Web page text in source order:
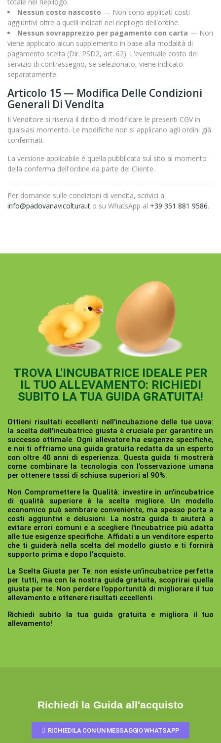
Nessun costo nascosto — Non sono applicati costi
aggiuntivi oltre a quelli indicati nel riepilogo dell'ordine.
Nessun sovrapprezzo per pagamento con carta — Non
viene applicato alcun supplemento in base alla modalità di
pagamento scelta (Dir. PSD2, art. 62). L'eventuale costo del
servizio di contrassegno, se selezionato, viene indicato
separatamente.
Articolo 15 — Modifica Delle Condizioni
Generali Di Vendita
Il Venditore si riserva il diritto di modificare le presenti CGV in
qualsiasi momento. Le modifiche non si applicano agli ordini già
confermati.
La versione applicabile è quella pubblicata sul sito al momento
della conferma dell'ordine da parte del Cliente.
Per domande sulle condizioni di vendita, scrivici a
info@padovanavicoltura.it o su WhatsApp al +39 351 881 9586.
TROVA L'INCUBATRICE IDEALE PER
IL TUO ALLEVAMENTO: RICHIEDI
SUBITO LA TUA GUIDA GRATUITA!
Ottieni risultati eccellenti nell'incubazione delle tue uova:
la scelta dell'incubatrice giusta è cruciale per garantire un
successo ottimale. Ogni allevatore ha esigenze specifiche,
e noi ti offriamo una guida gratuita redatta da un esperto
con oltre 40 anni di esperienza. Questa guida ti mostrerà
come combinare la tecnologia con l'osservazione umana
per ottenere tassi di schiusa superiori al 90%.
Non Compromettere la Qualità: investire in un'incubatrice
di qualità superiore è la scelta migliore. Un modello
economico può sembrare conveniente, ma spesso porta a
costi aggiuntivi e delusioni. La nostra guida ti aiuterà a
evitare errori comuni e a scegliere l'incubatrice più adatta
alle tue esigenze specifiche. Affidati a un venditore esperto
che ti guiderà nella scelta del modello giusto e ti fornirà
supporto prima e dopo l'acquisto.
La Scelta Giusta per Te: non esiste un’incubatrice perfetta
per tutti, ma con la nostra guida gratuita, scoprirai quella
giusta per te. Non perdere l’opportunità di migliorare il tuo
allevamento e ottenere risultati eccellenti.
Richiedi subito la tua guida gratuita e migliora il tuo
allevamento!
Richiedi la Guida all'acquisto
RICHIEDILA CON UN MESSAGGIO WHATSAPP